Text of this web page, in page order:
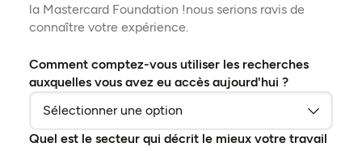
la Mastercard Foundation !nous serions ravis de
connaître votre expérience.
Comment comptez-vous utiliser les recherches
auxquelles vous avez eu accès aujourd'hui ?
Quel est le secteur qui décrit le mieux votre travail